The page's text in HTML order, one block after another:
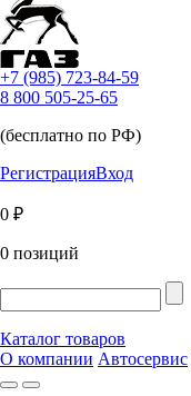
+7 (985) 723-84-59
8 800 505-25-65
(бесплатно по РФ)
РегистрацияВход
0 ₽
0 позиций
Каталог товаров
О компании Автосервис